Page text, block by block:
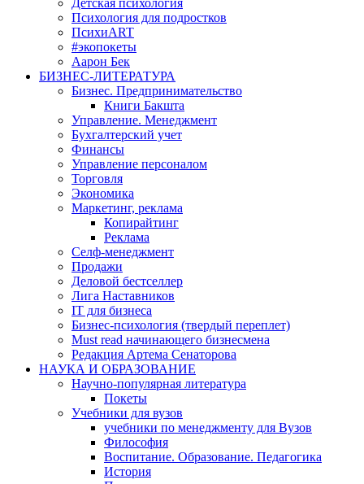
Детская психология
Психология для подростков
ПсихиART
#экопокеты
Аарон Бек
БИЗНЕС-ЛИТЕРАТУРА
Бизнес. Предпринимательство
Книги Бакшта
Управление. Менеджмент
Бухгалтерский учет
Финансы
Управление персоналом
Торговля
Экономика
Маркетинг, реклама
Копирайтинг
Реклама
Селф-менеджмент
Продажи
Деловой бестселлер
Лига Наставников
IT для бизнеса
Бизнес-психология (твердый переплет)
Must read начинающего бизнесмена
Редакция Артема Сенаторова
НАУКА И ОБРАЗОВАНИЕ
Научно-популярная литература
Покеты
Учебники для вузов
учебники по менеджменту для Вузов
Философия
Воспитание. Образование. Педагогика
История